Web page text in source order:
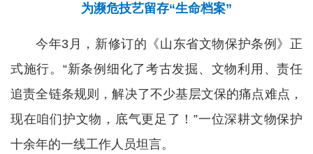
为濒危技艺留存“生命档案”
今年3月，新修订的《山东省文物保护条例》正
式施行。“新条例细化了考古发掘、文物利用、责任
追责全链条规则，解决了不少基层文保的痛点难点，
现在咱们护文物，底气更足了！”一位深耕文物保护
十余年的一线工作人员坦言。